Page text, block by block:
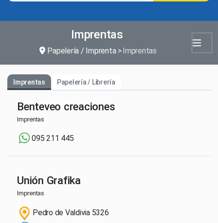
Imprentas
Papelería / Imprenta Imprentas
Imprentas Papelería / Librería
Benteveo creaciones
Imprentas
095 211 445
Unión Grafika
Imprentas
Pedro de Valdivia 5326